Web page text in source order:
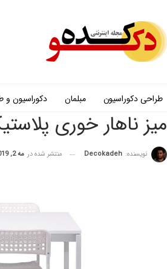
طراحی دکوراسیون مبلمان دکوراسیون و
میز ناهار خوری
نویسنده: Decokadeh منتشر شده در مه 2, 2019